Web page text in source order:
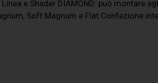
e Shader DIAMOND: può montare
Soft Magnum e Flat Confezione